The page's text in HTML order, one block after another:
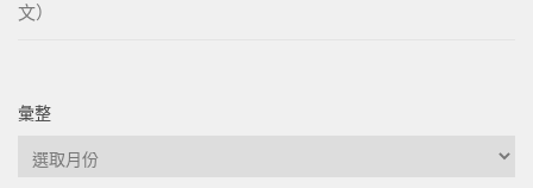
文）
彙整
彙